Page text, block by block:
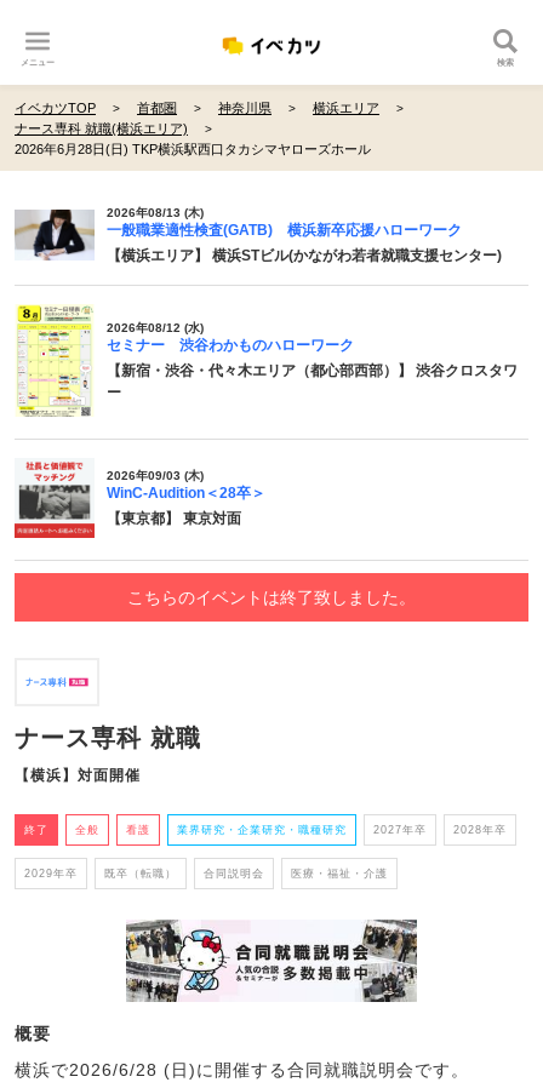
メニュー 検索
イベカツTOP 首都圏 神奈川県
横浜エリア
ナース専科 就職(横浜エリア)
2026年6月28日(日) TKP横浜駅西口タカシマヤローズホール
2026年08/13 (木)
一般職業適性検査(GATB) 横浜新卒応援ハローワーク
【横浜エリア】 横浜STビル(かながわ若者就職支援センター)
2026年08/12 (水)
セミナー 渋谷わかものハローワーク
【新宿・渋谷・代々木エリア（都心部西部）】 渋谷クロスタワ
ー
2026年09/03 (木)
WinC-Audition＜28卒＞
【東京都】 東京対面
こちらのイベントは終了致しました。
ナース専科 就職
【横浜】対面開催
終了 全般 看護 業界研究・企業研究・職種研究 2027年卒 2028年卒
2029年卒 既卒（転職） 合同説明会 医療・福祉・介護
概要
横浜で2026/6/28 (日)に開催する合同就職説明会です。